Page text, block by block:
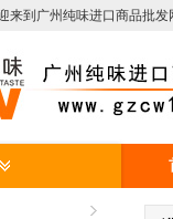
来到广州纯味进口商品批发